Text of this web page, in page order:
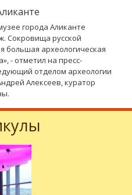
города Аликанте
Сокровища русской
большая археологическая
- отметил на пресс-
отделом археологии
Алексеев, куратор